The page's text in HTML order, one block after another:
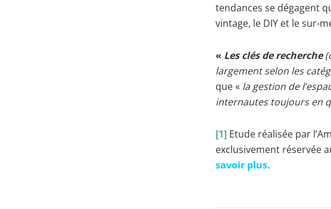
tendances se dégagent
vintage, le DIY et le sur-
« Les clés de recherche
largement selon les
que « la gestion de
internautes toujours en
[1] Etude réalisée par
exclusivement réservée
savoir plus.